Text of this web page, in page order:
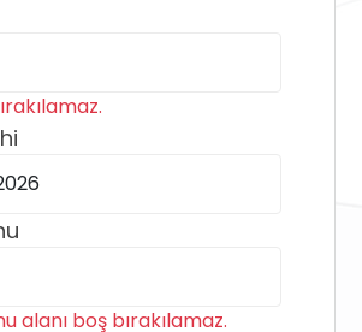
alanı boş bırakılamaz.